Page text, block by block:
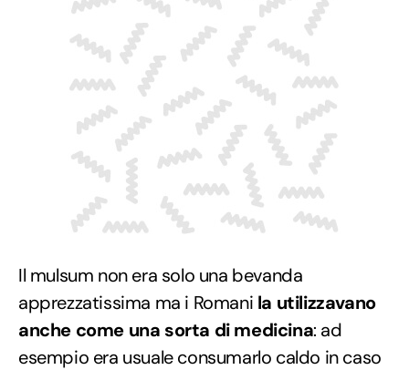
Il mulsum non era solo una bevanda
apprezzatissima ma i Romani la utilizzavano
anche come una sorta di medicina: ad
esempio era usuale consumarlo caldo in caso